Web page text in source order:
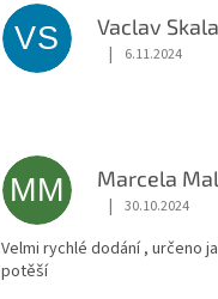
VS Vaclav Skala
Hodnocení
| 6.11.2024
MM Marcela
Hodnocení
| 30.10.2024
Velmi rychlé dodání , určeno
potěší